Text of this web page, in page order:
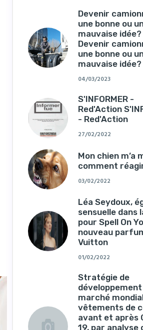
Devenir
une bonne ou
mauvaise idée?
Devenir
une bonne ou
mauvaise idée?
04/03/2023
S'INFORMER -
Red'Action
- Red'Action
27/02/2022
Mon chien m’a
comment
03/02/2022
Léa Seydoux,
sensuelle dans
pour Spell On
nouveau
Vuitton
01/02/2022
Stratégie de
marché
vêtements de
avant et après
19, par analyse